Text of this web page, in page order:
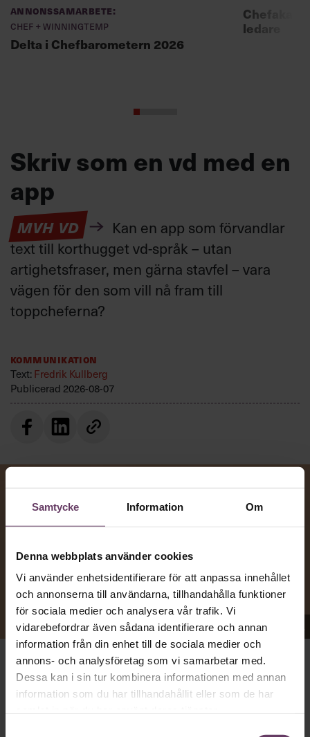
Samtycke Information Om
Denna webbplats använder cookies
Vi använder enhetsidentifierare för att anpassa innehållet
och annonserna till användarna, tillhandahålla funktioner
för sociala medier och analysera vår trafik. Vi
vidarebefordrar även sådana identifierare och annan
information från din enhet till de sociala medier och
annons- och analysföretag som vi samarbetar med.
Dessa kan i sin tur kombinera informationen med annan
information som du har tillhandahållit eller som de har
Annonssamarbete:
Chef + Winningtemp
Delta i Chefbarometern 2026
ledare
Skriv som en vd med en
app
MVH VD
Kan en app som förvandlar
text till korthugget vd-språk – utan
artighetsfraser, men gärna stavfel – vara
vägen för den som vill nå fram till
toppcheferna?
Kommunikation
Text:Fredrik Kullberg
Publicerad 2026-08-07
Appen Sinceerly imiterar vd:ars kortfattade språk.
VD:AR KAN VARA SVÅRAatt nå och besvarar inte alltid
mejl från främlingar. Men studenten Ben Horwitz på